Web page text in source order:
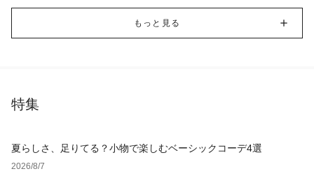
もっと見る
特集
夏らしさ、足りてる？小物で楽しむベーシックコーデ4選
2026/8/7